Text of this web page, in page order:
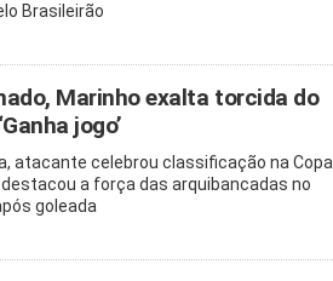
Brasileirão
Marinho exalta torcida do
jogo’
atacante celebrou classificação na Copa
a força das arquibancadas no
goleada